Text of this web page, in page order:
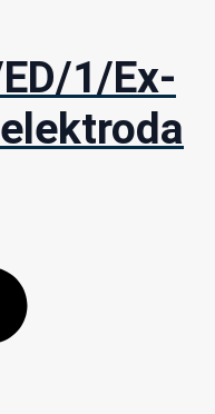
1/Ex-